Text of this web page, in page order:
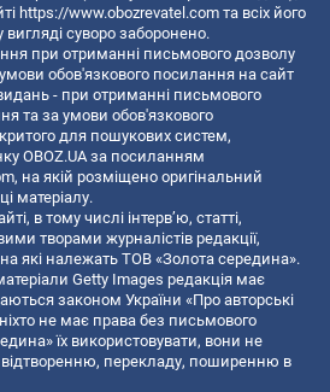
https://www.obozrevatel.com та всіх його
суворо заборонено.
при отриманні письмового дозволу
обов'язкового посилання на сайт
- при отриманні письмового
та за умови обов'язкового
для пошукових систем,
OBOZ.UA за посиланням
, на якій розміщено оригінальний
матеріалу.
в тому числі інтерв’ю, статті,
творами журналістів редакції,
які належать ТОВ «Золота середина».
Getty Images редакція має
законом України «Про авторські
не має права без письмового
їх використовувати, вони не
перекладу, поширенню в